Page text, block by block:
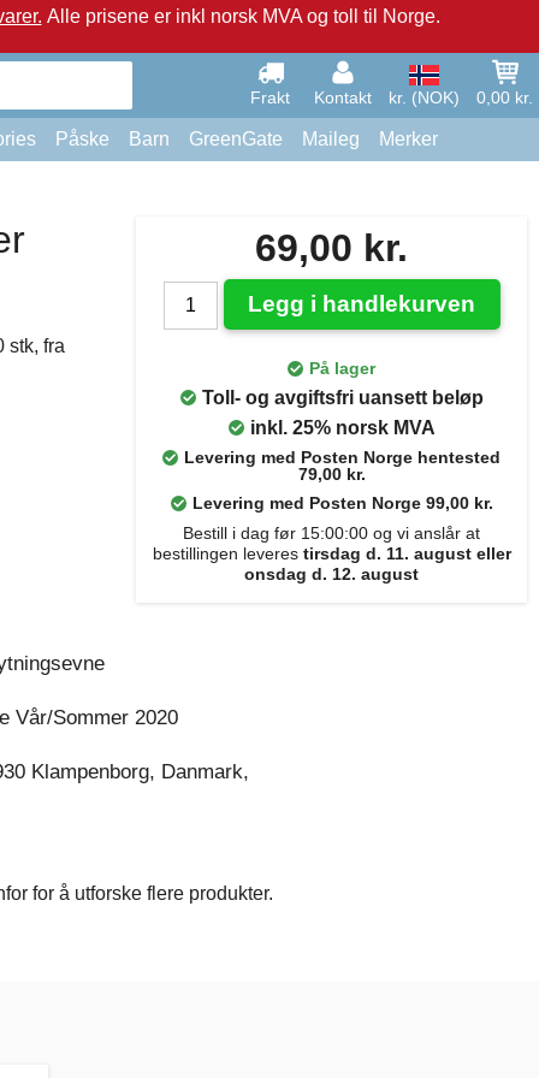
Alle prisene er inkl norsk MVA og toll til Norge.
Frakt Kontakt kr. (NOK) 0,00 kr.
Påske Barn GreenGate Maileg Merker
69,00 kr.
Legg i handlekurven
På lager
Toll- og avgiftsfri uansett beløp
inkl. 25% norsk MVA
Levering med Posten Norge hentested
79,00 kr.
Levering med Posten Norge 99,00 kr.
Bestill i dag før 15:00:00 og vi anslår at
bestillingen leveres tirsdag d. 11. august eller
onsdag d. 12. august
stk, fra
Vår/Sommer 2020
Klampenborg, Danmark,
for å utforske flere produkter.